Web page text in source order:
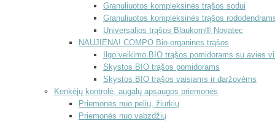
Granuliuotos kompleksinės trąšos sodui
Granuliuotos kompleksinės trąšos
Universalios trąšos Blaukorn® Novatec
NAUJIENA! COMPO Bio-organinės trąšos
Ilgo veikimo BIO trąšos pomidorams su avies
Skystos BIO trąšos pomidorams
Skystos BIO trąšos vaisiams ir daržovėms
Kenkėjų kontrolė, augalų apsaugos priemonės
Priemonės nuo pelių, žiurkių
Priemonės nuo vabzdžių